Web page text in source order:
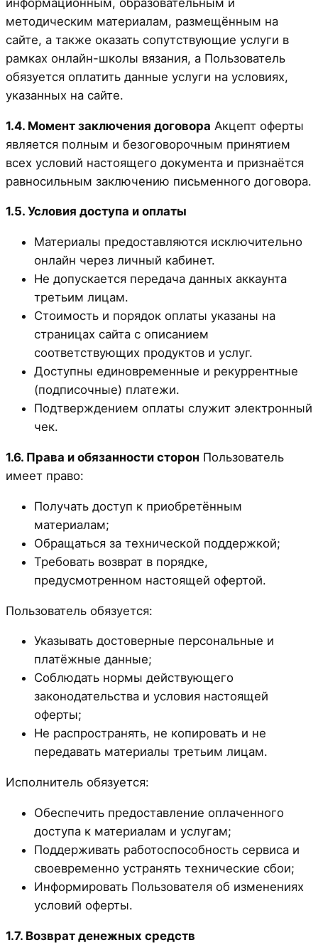
методическим материалам, размещённым на
сайте, а также оказать сопутствующие услуги в
рамках онлайн-школы вязания, а Пользователь
обязуется оплатить данные услуги на условиях,
указанных на сайте.
1.4. Момент заключения договора Акцепт оферты
является полным и безоговорочным принятием
всех условий настоящего документа и признаётся
равносильным заключению письменного договора.
1.5. Условия доступа и оплаты
Материалы предоставляются исключительно
онлайн через личный кабинет.
Не допускается передача данных аккаунта
третьим лицам.
Стоимость и порядок оплаты указаны на
страницах сайта с описанием
соответствующих продуктов и услуг.
Доступны единовременные и рекуррентные
(подписочные) платежи.
Подтверждением оплаты служит электронный
чек.
1.6. Права и обязанности сторон Пользователь
имеет право:
Получать доступ к приобретённым
материалам;
Обращаться за технической поддержкой;
Требовать возврат в порядке,
предусмотренном настоящей офертой.
Пользователь обязуется:
Указывать достоверные персональные и
платёжные данные;
Соблюдать нормы действующего
законодательства и условия настоящей
оферты;
Не распространять, не копировать и не
передавать материалы третьим лицам.
Исполнитель обязуется:
Обеспечить предоставление оплаченного
доступа к материалам и услугам;
Поддерживать работоспособность сервиса и
своевременно устранять технические сбои;
Информировать Пользователя об изменениях
условий оферты.
1.7. Возврат денежных средств